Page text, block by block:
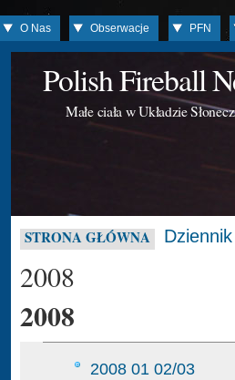
O Nas Obserwacje PFN
Polish Fireball
Małe ciała w Układzie
STRONA GŁÓWNA
2008
2008
2008 01 02/03